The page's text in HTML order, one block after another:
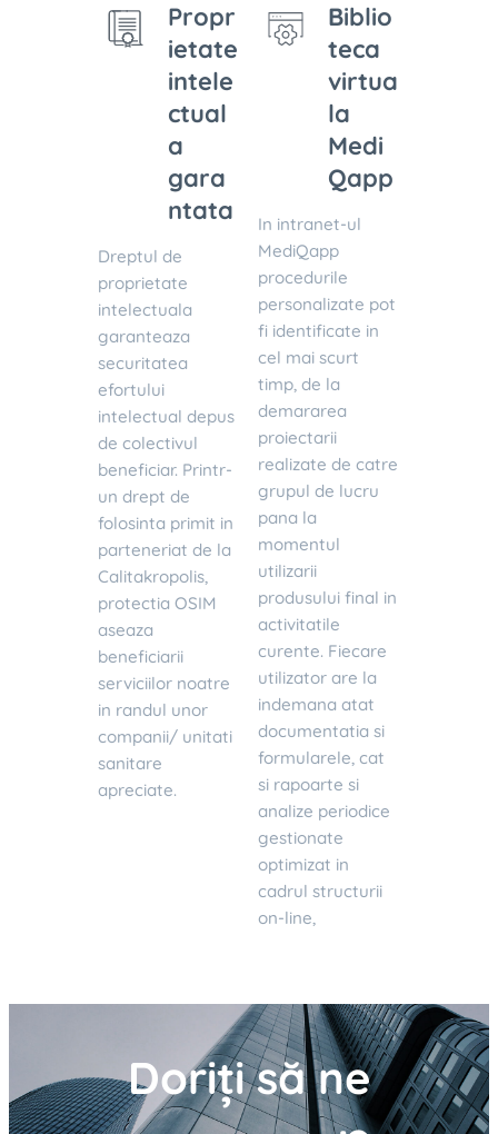
Propr
ietate
intele
ctual
a
gara
ntata
Dreptul de
proprietate
intelectuala
garanteaza
securitatea
efortului
intelectual depus
de colectivul
beneficiar. Printr-
un drept de
folosinta primit in
parteneriat de la
Calitakropolis,
protectia OSIM
aseaza
beneficiarii
serviciilor noatre
in randul unor
companii/ unitati
sanitare
apreciate.
Biblio
teca
virtua
la
Medi
Qapp
In intranet-ul
MediQapp
procedurile
personalizate pot
fi identificate in
cel mai scurt
timp, de la
demararea
proiectarii
realizate de catre
grupul de lucru
pana la
momentul
utilizarii
produsului final in
activitatile
curente. Fiecare
utilizator are la
indemana atat
documentatia si
formularele, cat
si rapoarte si
analize periodice
gestionate
optimizat in
cadrul structurii
on-line,
Doriți să ne